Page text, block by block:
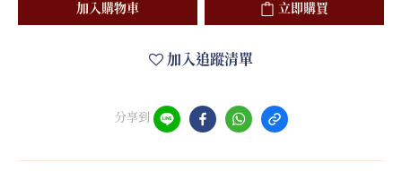
加入購物車 立即購買
加入追蹤清單
分享到